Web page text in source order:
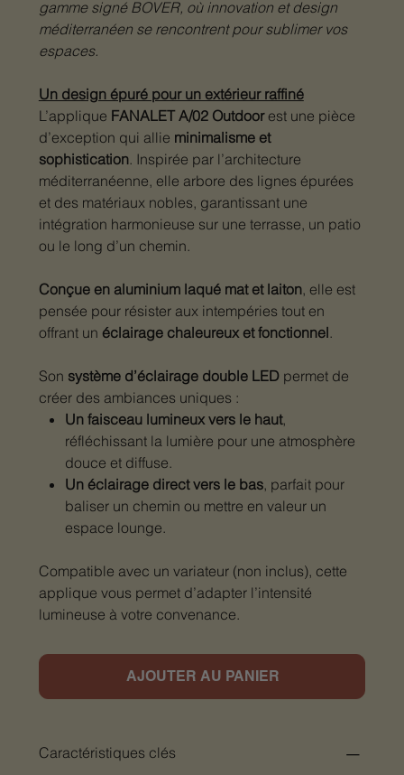
gamme signé BOVER, où innovation et design
méditerranéen se rencontrent pour sublimer vos
espaces.
Un design épuré pour un extérieur raffiné
L’applique FANALET A/02 Outdoorest une pièce
d’exception qui allie minimalisme et
sophistication. Inspirée par l’architecture
méditerranéenne, elle arbore des lignes épurées
et des matériaux nobles, garantissant une
intégration harmonieuse sur une terrasse, un patio
ou le long d’un chemin.
Conçue en aluminium laqué mat et laiton, elle est
pensée pour résister aux intempéries tout en
offrant un éclairage chaleureux et fonctionnel.
Son système d’éclairage double LEDpermet de
créer des ambiances uniques :
Un faisceau lumineux vers le haut,
réfléchissant la lumière pour une atmosphère
douce et diffuse.
Un éclairage direct vers le bas, parfait pour
baliser un chemin ou mettre en valeur un
espace lounge.
Compatible avec un variateur (non inclus), cette
applique vous permet d’adapter l’intensité
lumineuse à votre convenance.
AJOUTER AU PANIER
Caractéristiques clés